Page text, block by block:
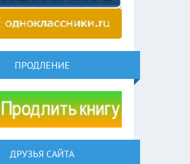
ПРОДЛЕНИЕ
ДРУЗЬЯ САЙТА